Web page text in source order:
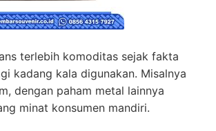
terlebih komoditas sejak fakta
kadang kala digunakan. Misalnya
dengan paham metal lainnya
minat konsumen mandiri.